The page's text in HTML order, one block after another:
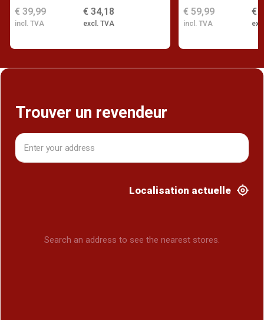
€ 34,18
excl. TVA
€ 39,99
incl. TVA
€
€ 59,99
incl. TVA
Trouver un revendeur
Localisation actuelle
Search an address to see the nearest stores.